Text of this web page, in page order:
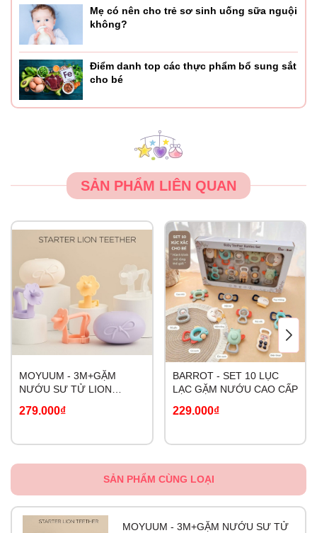
Mẹ có nên cho trẻ sơ sinh uống sữa nguội
không?
Điểm danh top các thực phẩm bổ sung sắt
cho bé
SẢN PHẨM LIÊN QUAN
MOYUUM - 3M+GẶM
NƯỚU SƯ TỬ LION
279.000₫
BARROT - SET 10 LỤC
LẠC GẶM NƯỚU CAO CẤP
229.000₫
SẢN PHẨM CÙNG LOẠI
MOYUUM - 3M+GẶM NƯỚU SƯ TỬ